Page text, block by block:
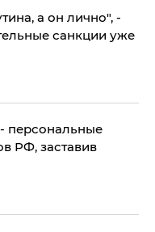
а он лично", -
санкции уже
персональные
РФ, заставив